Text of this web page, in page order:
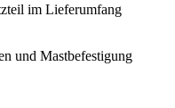
im Lieferumfang
und Mastbefestigung